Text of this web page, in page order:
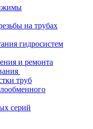
на трубах
гидросистем
и ремонта
труб
серий